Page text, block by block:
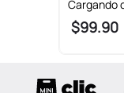
$99.90